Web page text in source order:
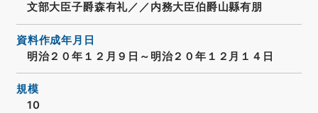
文部大臣子爵森有礼／／内務大臣伯爵山縣有朋
資料作成年月日
明治２０年１２月９日～明治２０年１２月１４日
規模
10